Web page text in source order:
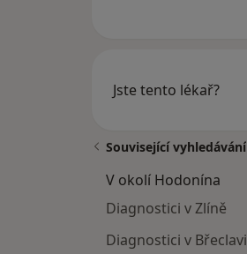
Jste tento lékař?
Související vyhledávání
V okolí Hodonína
Diagnostici v Zlíně
Diagnostici v Břeclavi